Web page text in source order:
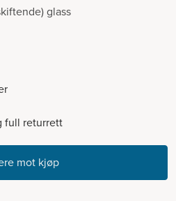
glass
full returrett